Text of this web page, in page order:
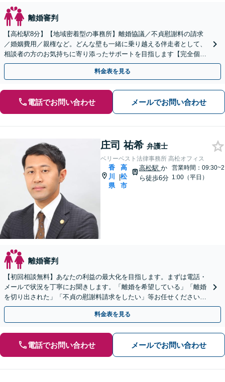
離婚審判
【高松駅8分】【地域密着型の事務所】離婚協議／不貞慰謝料の請求
／婚姻費用／親権など。どんな壁も一緒に乗り越える伴走者として、
相談者の方のお気持ちに寄り添ったサポートを目指します【完全個室
でのご相談】
料金表を見る
電話でお問い合わせ メールでお問い合わせ
庄司 祐希 弁護士
ベリーベスト法律事務所 高松オフィス
香
川
県
|
高
松
市
高松駅 か
ら徒歩6分
営業時間：09:30~2
1:00（平日）
離婚審判
【初回相談無料】あなたの利益の最大化を目指します。まずは電話・
メールで状況を丁寧にお聞きします。「離婚を希望している」「離婚
を切り出された」「不貞の慰謝料請求をしたい」等お任せください。
【リーズナブルな料金設定】
料金表を見る
電話でお問い合わせ メールでお問い合わせ